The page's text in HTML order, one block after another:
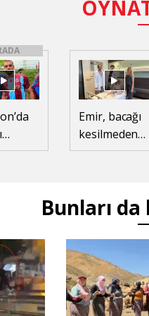
Emir, bacağı
kesilmeden
tümörden
Bunları